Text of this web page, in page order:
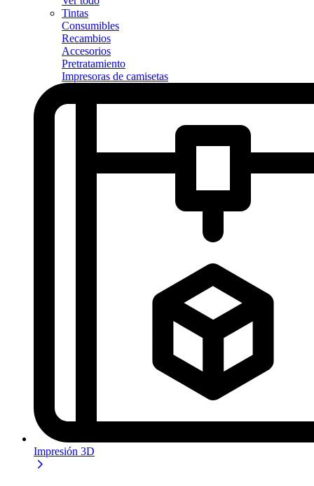
Tintas
Consumibles
Recambios
Accesorios
Pretratamiento
Impresoras de camisetas
Impresión 3D